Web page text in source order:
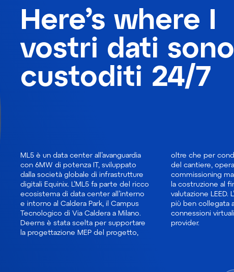
Here’s where I
vostri dati sono
custoditi 24/7
ML5 è un data center all’avanguardia
con 6MW di potenza IT, sviluppato
dalla società globale di infrastrutture
digitali Equinix. L’ML5 fa parte del ricco
ecosistema di data center all’interno
e intorno al Caldera Park, il Campus
Tecnologico di Via Caldera a Milano.
Deerns è stata scelta per supportare
la progettazione MEP del progetto,
oltre che per condurre la supervisione
del cantiere, operare come
commissioning manager e supportare
la costruzione al fine di ottenere una
valutazione LEED. L’ML5 è ora la sede
più ben collegata a Milano, con
connessioni virtuali ai maggiori cloud
provider.